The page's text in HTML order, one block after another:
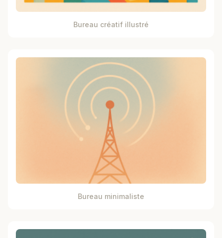
Bureau créatif illustré
Bureau minimaliste